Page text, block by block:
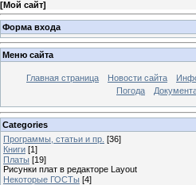
[Мой сайт]
Форма входа
Меню сайта
Главная страница Новости сайта
Погода
Categories
Программы, статьи и пр. [36]
Книги [1]
Платы [19]
Рисунки плат в редакторе Layout
Некоторые ГОСТы [4]